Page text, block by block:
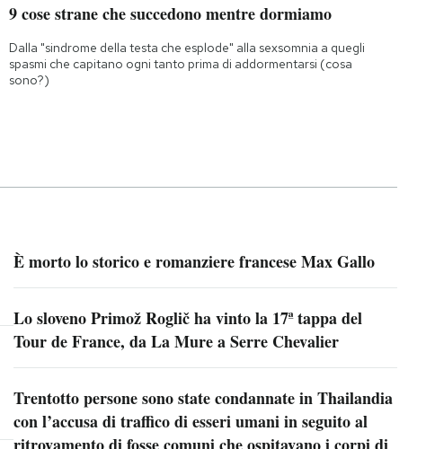
9 cose strane che succedono mentre dormiamo
Dalla "sindrome della testa che esplode" alla sexsomnia a quegli
spasmi che capitano ogni tanto prima di addormentarsi (cosa
sono?)
È morto lo storico e romanziere francese Max Gallo
Lo sloveno Primož Roglič ha vinto la 17ª tappa del
Tour de France, da La Mure a Serre Chevalier
Trentotto persone sono state condannate in Thailandia
con l’accusa di traffico di esseri umani in seguito al
ritrovamento di fosse comuni che ospitavano i corpi di